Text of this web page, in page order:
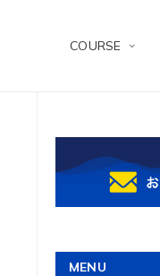
COURSE
MENU